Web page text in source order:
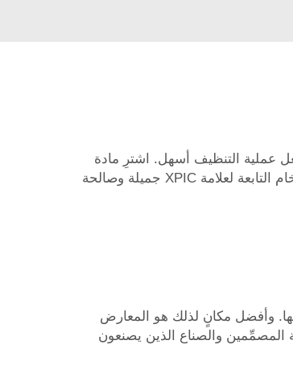
عملية التنظيف أسهل. اشترِ مادة
تغليف الرخام من المتجر، واتبع التعليمات المكتوبة على العبوة بدقة. وباتباع هذه الخطوات، ستظل طاولة طعامك المستطيلة من الرخام التابعة لعلامة XPIC جميلة وصالحة
وأفضل مكانٍ لذلك هو المعارض
المصمِّمين والصناع الذين يصنعون